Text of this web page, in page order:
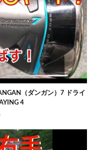
（ダンガン）7 ドライ
4